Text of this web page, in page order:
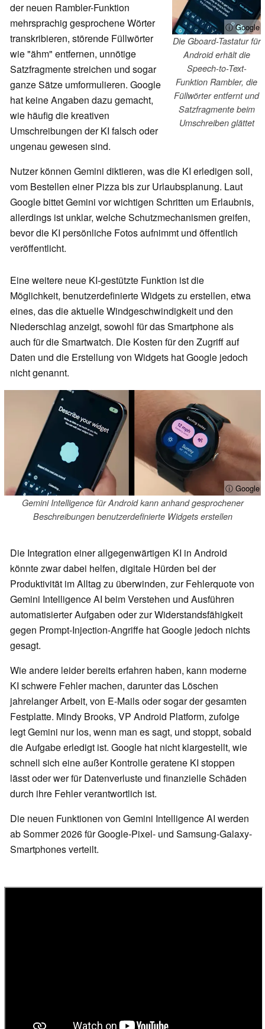
ⓘ Google
Die Gboard-Tastatur für
Android erhält die
Speech-to-Text-
Funktion Rambler, die
Füllwörter entfernt und
Satzfragmente beim
Umschreiben glättet
der neuen Rambler-Funktion
mehrsprachig gesprochene Wörter
transkribieren, störende Füllwörter
wie "ähm" entfernen, unnötige
Satzfragmente streichen und sogar
ganze Sätze umformulieren. Google
hat keine Angaben dazu gemacht,
wie häufig die kreativen
Umschreibungen der KI falsch oder
ungenau gewesen sind.
Nutzer können Gemini diktieren, was die KI erledigen soll,
vom Bestellen einer Pizza bis zur Urlaubsplanung. Laut
Google bittet Gemini vor wichtigen Schritten um Erlaubnis,
allerdings ist unklar, welche Schutzmechanismen greifen,
bevor die KI persönliche Fotos aufnimmt und öffentlich
veröffentlicht.
Eine weitere neue KI-gestützte Funktion ist die
Möglichkeit, benutzerdefinierte Widgets zu erstellen, etwa
eines, das die aktuelle Windgeschwindigkeit und den
Niederschlag anzeigt, sowohl für das Smartphone als
auch für die Smartwatch. Die Kosten für den Zugriff auf
Daten und die Erstellung von Widgets hat Google jedoch
nicht genannt.
ⓘ Google
Gemini Intelligence für Android kann anhand gesprochener
Beschreibungen benutzerdefinierte Widgets erstellen
Die Integration einer allgegenwärtigen KI in Android
könnte zwar dabei helfen, digitale Hürden bei der
Produktivität im Alltag zu überwinden, zur Fehlerquote von
Gemini Intelligence AI beim Verstehen und Ausführen
automatisierter Aufgaben oder zur Widerstandsfähigkeit
gegen Prompt-Injection-Angriffe hat Google jedoch nichts
gesagt.
Wie andere leider bereits erfahren haben, kann moderne
KI schwere Fehler machen, darunter das Löschen
jahrelanger Arbeit, von E-Mails oder sogar der gesamten
Festplatte. Mindy Brooks, VP Android Platform, zufolge
legt Gemini nur los, wenn man es sagt, und stoppt, sobald
die Aufgabe erledigt ist. Google hat nicht klargestellt, wie
schnell sich eine außer Kontrolle geratene KI stoppen
lässt oder wer für Datenverluste und finanzielle Schäden
durch ihre Fehler verantwortlich ist.
Die neuen Funktionen von Gemini Intelligence AI werden
ab Sommer 2026 für Google-Pixel- und Samsung-Galaxy-
Smartphones verteilt.